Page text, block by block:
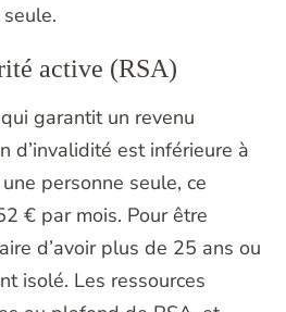
active (RSA)
garantit un revenu
d’invalidité est inférieure à
personne seule, ce
€ par mois. Pour être
d’avoir plus de 25 ans ou
isolé. Les ressources